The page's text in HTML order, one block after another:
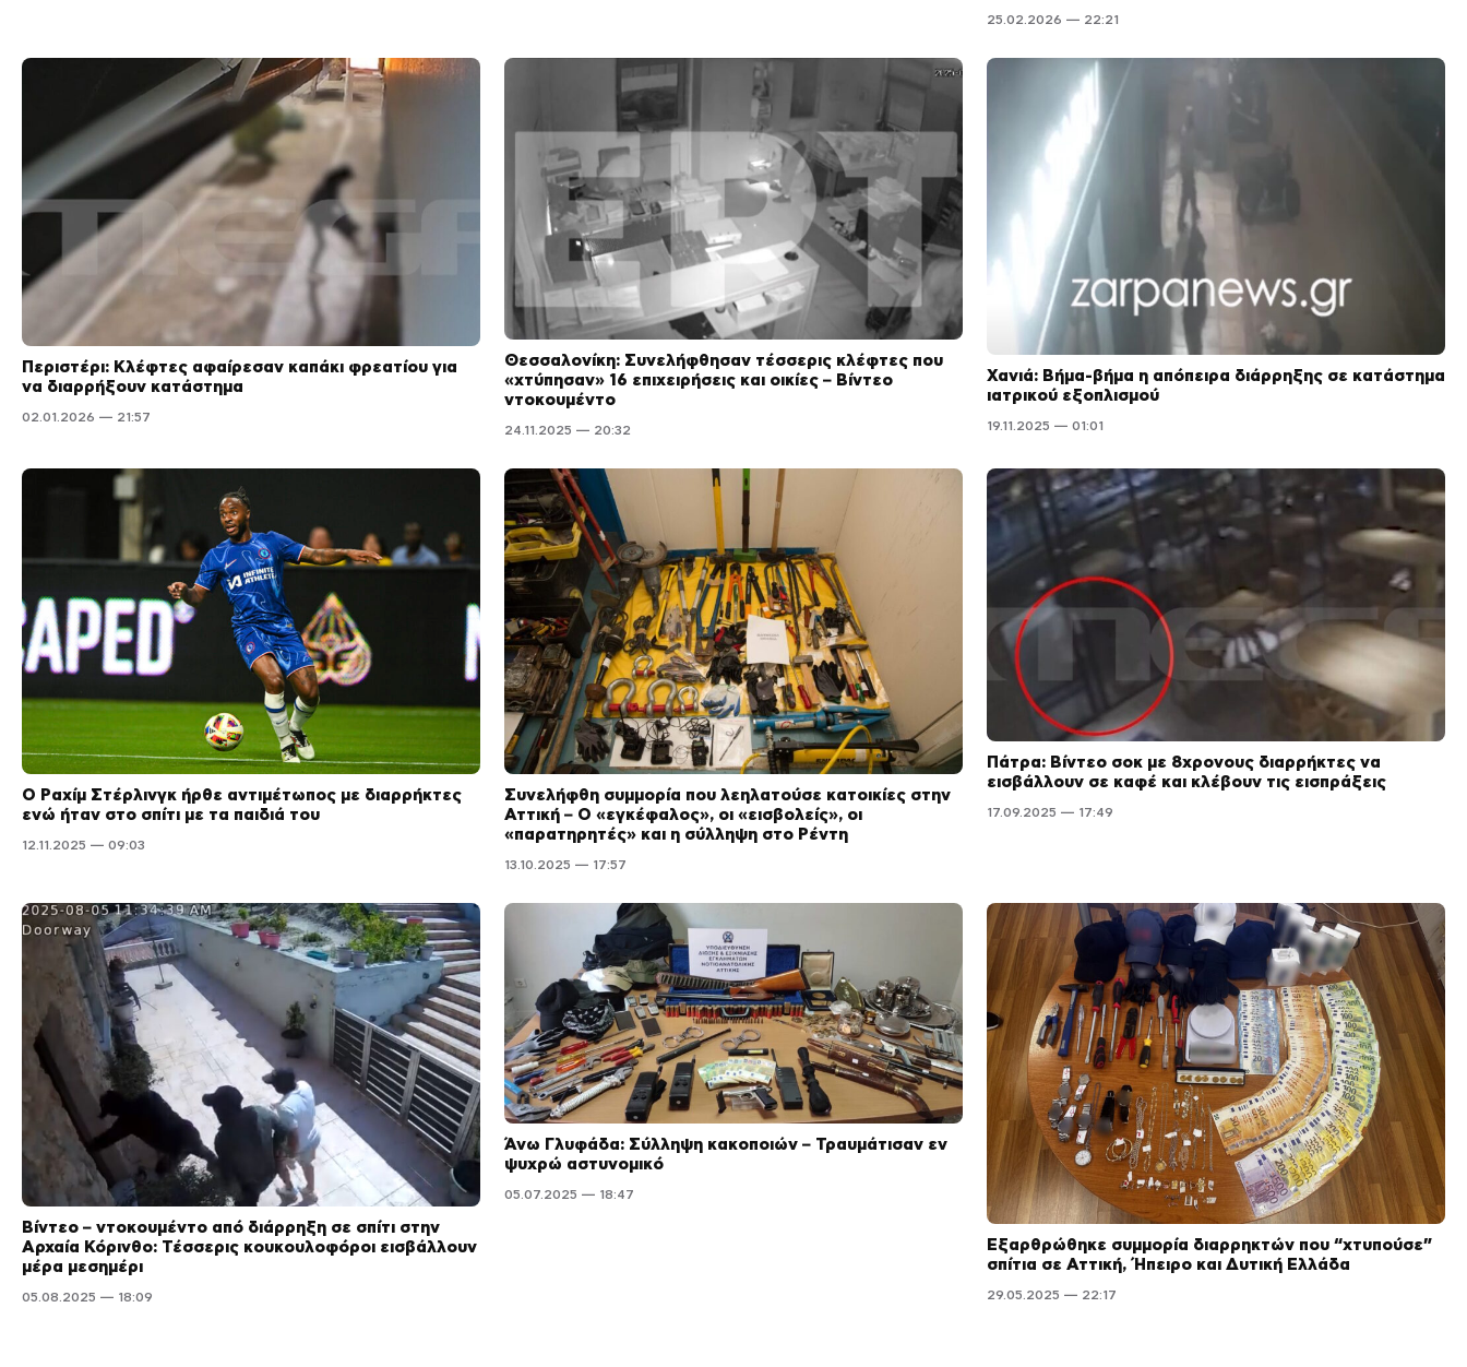
25.02.2026 — 22:21
Περιστέρι: Κλέφτες αφαίρεσαν καπάκι φρεατίου για
να διαρρήξουν κατάστημα
02.01.2026 — 21:57
Θεσσαλονίκη: Συνελήφθησαν τέσσερις κλέφτες που
«χτύπησαν» 16 επιχειρήσεις και οικίες – Βίντεο
ντοκουμέντο
24.11.2025 — 20:32
Χανιά: Βήμα-βήμα η απόπειρα διάρρηξης σε κατάστημα
ιατρικού εξοπλισμού
19.11.2025 — 01:01
Ο Ραχίμ Στέρλινγκ ήρθε αντιμέτωπος με διαρρήκτες
ενώ ήταν στο σπίτι με τα παιδιά του
12.11.2025 — 09:03
Συνελήφθη συμμορία που λεηλατούσε κατοικίες στην
Αττική – Ο «εγκέφαλος», οι «εισβολείς», οι
«παρατηρητές» και η σύλληψη στο Ρέντη
13.10.2025 — 17:57
Πάτρα: Βίντεο σοκ με 8χρονους διαρρήκτες να
εισβάλλουν σε καφέ και κλέβουν τις εισπράξεις
17.09.2025 — 17:49
Βίντεο – ντοκουμέντο από διάρρηξη σε σπίτι στην
Αρχαία Κόρινθο: Τέσσερις κουκουλοφόροι εισβάλλουν
μέρα μεσημέρι
05.08.2025 — 18:09
Άνω Γλυφάδα: Σύλληψη κακοποιών – Τραυμάτισαν εν
ψυχρώ αστυνομικό
05.07.2025 — 18:47
Εξαρθρώθηκε συμμορία διαρρηκτών που “χτυπούσε”
σπίτια σε Αττική, Ήπειρο και Δυτική Ελλάδα
29.05.2025 — 22:17